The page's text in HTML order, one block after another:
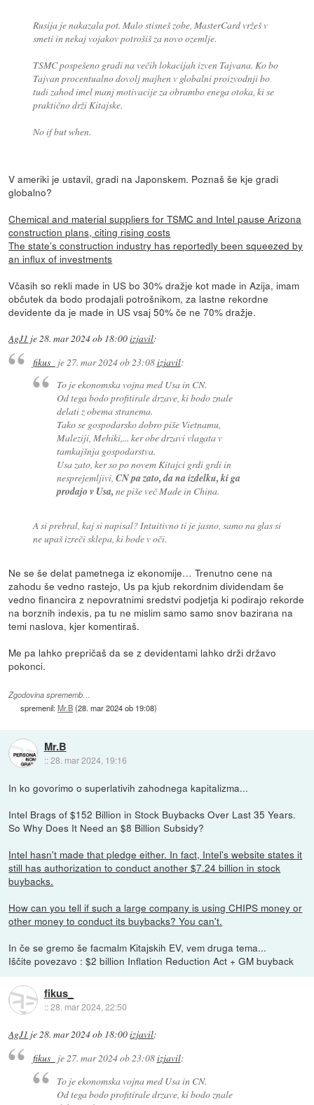
Rusija je nakazala pot. Malo stisneš zobe, MasterCard vržeš v
smeti in nekaj vojakov potrošiš za novo ozemlje.
TSMC pospešeno gradi na večih lokacijah izven Tajvana. Ko bo
Tajvan procentualno dovolj majhen v globalni proizvodnji bo
tudi zahod imel manj motivacije za obrambo enega otoka, ki se
praktično drži Kitajske.
No if but when.
V ameriki je ustavil, gradi na Japonskem. Poznaš še kje gradi
globalno?
Chemical and material suppliers for TSMC and Intel pause Arizona
construction plans, citing rising costs
The state’s construction industry has reportedly been squeezed by
an influx of investments
Včasih so rekli made in US bo 30% dražje kot made in Azija, imam
občutek da bodo prodajali potrošnikom, za lastne rekordne
devidente da je made in US vsaj 50% če ne 70% dražje.
AgJ1 je28. mar 2024 ob 18:00izjavil:
fikus_ je 27. mar 2024 ob 23:08izjavil:
To je ekonomska vojna med Usa in CN.
Od tega bodo profitirale drzave, ki bodo znale
delati z obema stranema.
Tako se gospodarsko dobro piše Vietnamu,
Maleziji, Mehiki,... ker obe drzavi vlagata v
tamkajšnja gospodarstva.
Usa zato, ker so po novem Kitajci grdi grdi in
nesprejemljivi,CN pa zato, da na izdelku, ki ga
prodajo v Usa,ne piše več Made in China.
A si prebral, kaj si napisal? Intuitivno ti je jasno, samo na glas si
ne upaš izreči sklepa, ki bode v oči.
Ne se še delat pametnega iz ekonomije… Trenutno cene na
zahodu še vedno rastejo, Us pa kjub rekordnim dividendam še
vedno financira z nepovratnimi sredstvi podjetja ki podirajo rekorde
na borznih indexis, pa tu ne mislim samo samo snov bazirana na
temi naslova, kjer komentiraš.
Me pa lahko prepričaš da se z devidentami lahko drži državo
pokonci.
Zgodovina sprememb…
spremenil:Mr.B(28. mar 2024 ob 19:08)
Mr.B
::28. mar 2024, 19:16
In ko govorimo o superlativih zahodnega kapitalizma...
Intel Brags of $152 Billion in Stock Buybacks Over Last 35 Years.
So Why Does It Need an $8 Billion Subsidy?
Intel hasn't made that pledge either. In fact, Intel's website states it
still has authorization to conduct another $7.24 billion in stock
buybacks.
How can you tell if such a large company is using CHIPS money or
other money to conduct its buybacks? You can't.
In če se gremo še facmalm Kitajskih EV, vem druga tema...
Iščite povezavo : $2 billion Inflation Reduction Act + GM buyback
fikus_
::28. mar 2024, 22:50
AgJ1 je28. mar 2024 ob 18:00izjavil:
fikus_ je27. mar 2024 ob 23:08izjavil:
To je ekonomska vojna med Usa in CN.
Od tega bodo profitirale drzave, ki bodo znale